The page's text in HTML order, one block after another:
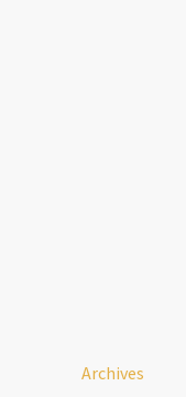
Archives